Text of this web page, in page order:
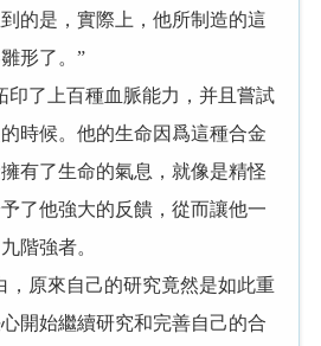
的是，實際上，他所制造的這
形了。”
印了上百種血脈能力，并且嘗試
時候。他的生命因爲這種合金
有了生命的氣息，就像是精怪
了他強大的反饋，從而讓他一
階強者。
，原來自己的研究竟然是如此重
開始繼續研究和完善自己的合